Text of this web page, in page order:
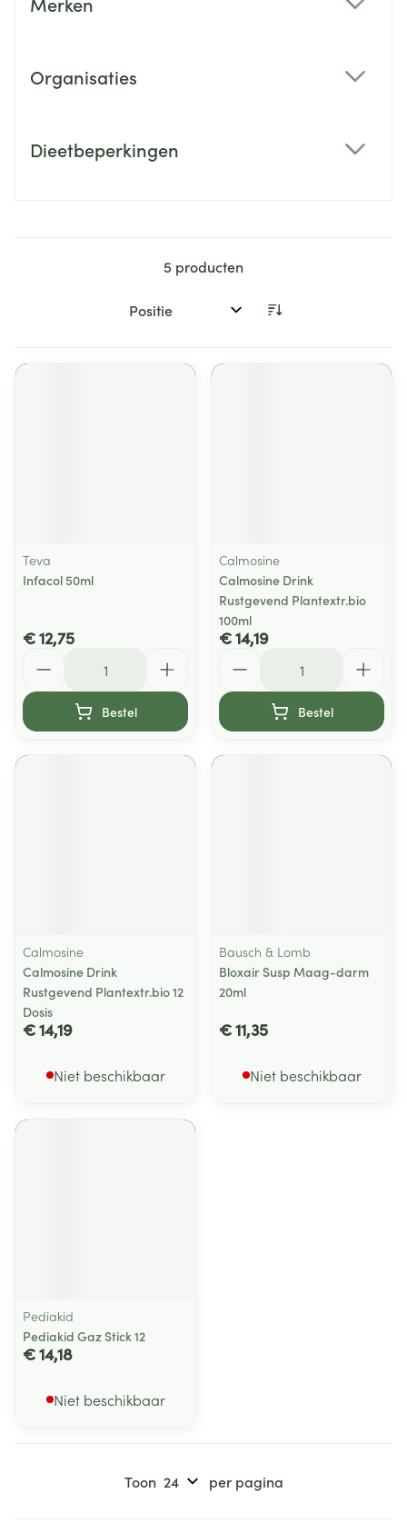
Organisaties
Dieetbeperkingen
5 producten
Sorteer op:
Teva
Infacol 50ml
€ 12,75
Bestel
Calmosine
Calmosine Drink
Rustgevend Plantextr.bio
100ml
€ 14,19
Bestel
Calmosine
Calmosine Drink
Rustgevend Plantextr.bio 12
Dosis
€ 14,19
Niet beschikbaar
Bausch & Lomb
Bloxair Susp Maag-darm
20ml
€ 11,35
Niet beschikbaar
Pediakid
Pediakid Gaz Stick 12
€ 14,18
Niet beschikbaar
Toon per pagina